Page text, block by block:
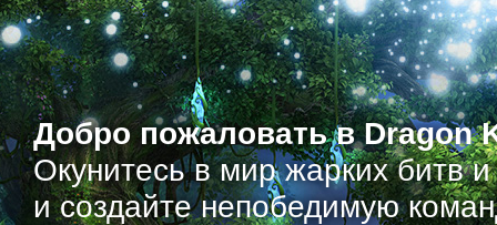
Добро пожаловать в Dragon
Окунитесь в мир жарких битв
и создайте непобедимую